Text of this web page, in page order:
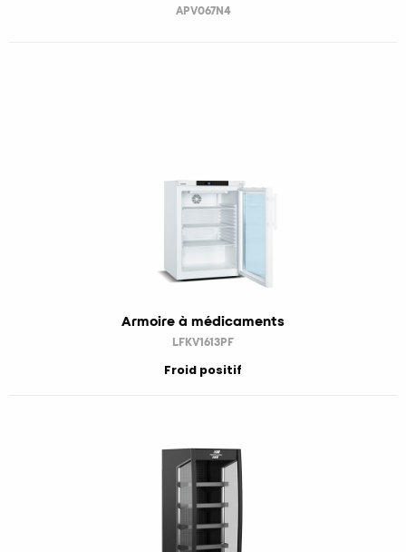
APV067N4
Armoire à médicaments
LFKV1613PF
Froid positif